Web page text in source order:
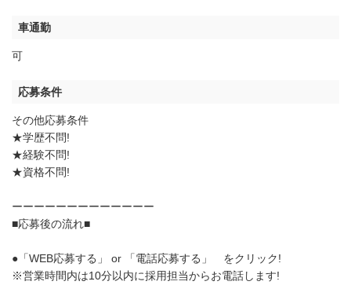
車通勤
可
応募条件
その他応募条件
★学歴不問!
★経験不問!
★資格不問!
ーーーーーーーーーーーーー
■応募後の流れ■
●「WEB応募する」 or 「電話応募する」 をクリック!
※営業時間内は10分以内に採用担当からお電話します!